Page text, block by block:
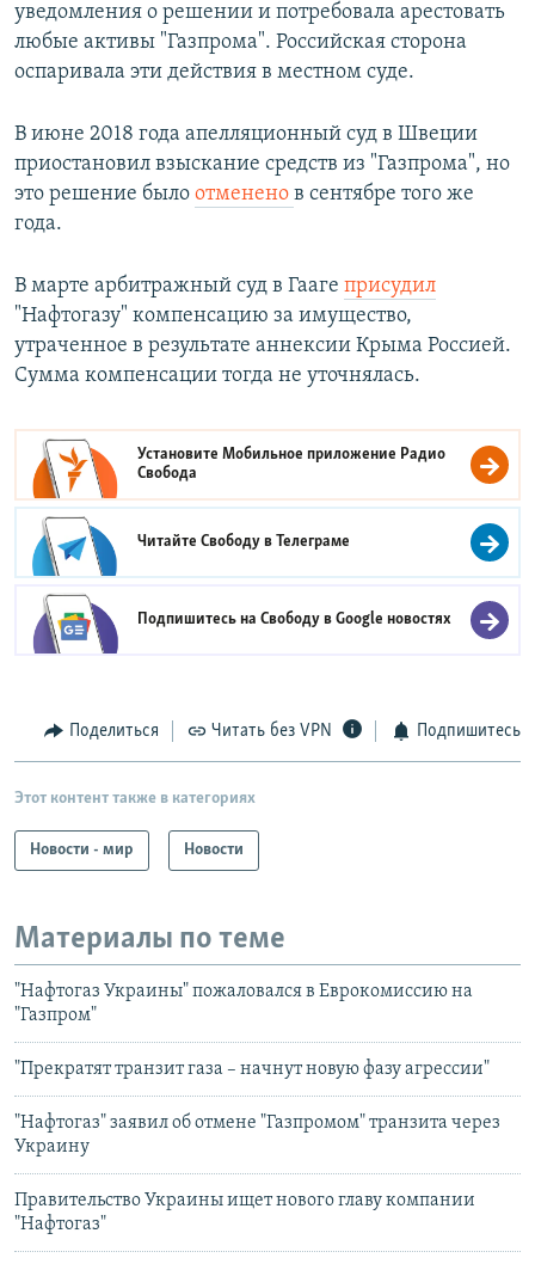
уведомления о решении и потребовала арестовать
любые активы "Газпрома". Российская сторона
оспаривала эти действия в местном суде.
В июне 2018 года апелляционный суд в Швеции
приостановил взыскание средств из "Газпрома", но
это решение было отменено в сентябре того же
года.
В марте арбитражный суд в Гааге присудил
"Нафтогазу" компенсацию за имущество,
утраченное в результате аннексии Крыма Россией.
Сумма компенсации тогда не уточнялась.
Установите Мобильное приложение Радио
Свобода
Читайте Свободу вТелеграме
Подпишитесь на Свободу вGoogle новостях
Поделиться Читать без VPN Подпишитесь
Этот контент также в категориях
Новости - мир Новости
Материалы по теме
"Нафтогаз Украины" пожаловался в Еврокомиссию на
"Газпром"
"Прекратят транзит газа – начнут новую фазу агрессии"
"Нафтогаз" заявил об отмене "Газпромом" транзита через
Украину
Правительство Украины ищет нового главу компании
"Нафтогаз"